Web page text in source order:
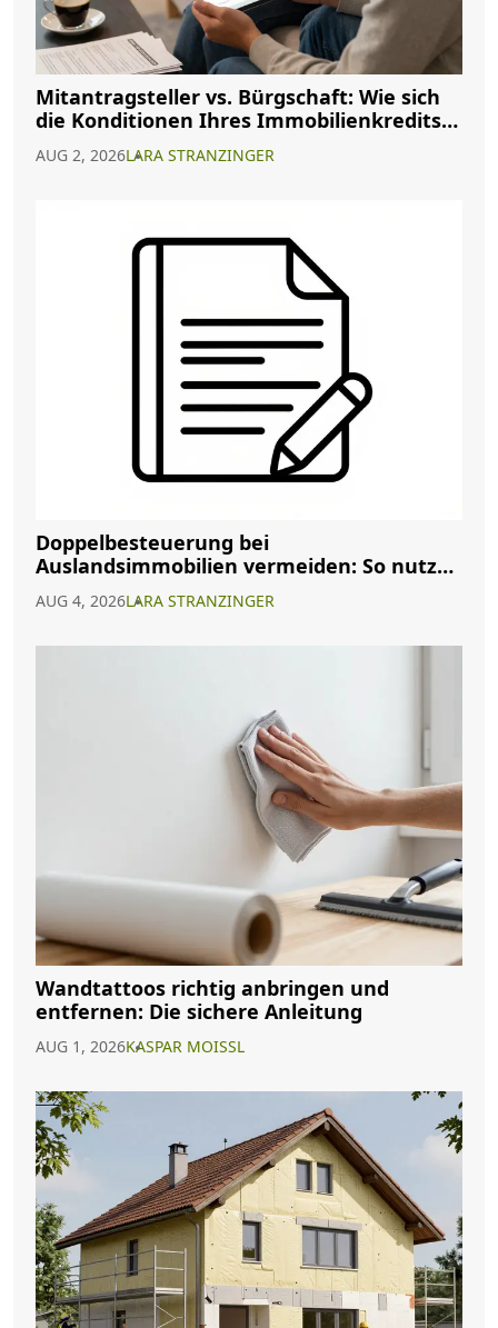
Mitantragsteller vs. Bürgschaft: Wie sich
die Konditionen Ihres Immobilienkredits
AUG 2, 2026LARA STRANZINGER
Doppelbesteuerung bei
Auslandsimmobilien vermeiden: So nutzen
AUG 4, 2026LARA STRANZINGER
Wandtattoos richtig anbringen und
entfernen: Die sichere Anleitung
AUG 1, 2026KASPAR MOISSL